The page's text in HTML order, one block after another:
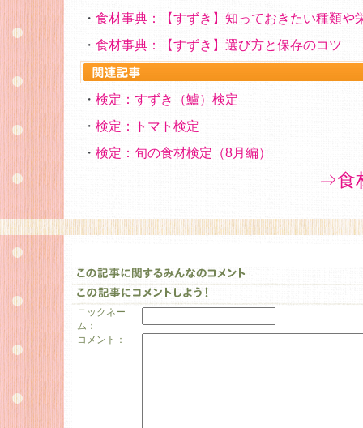
・ 食材事典：【すずき】知っておきたい種類や
・ 食材事典：【すずき】選び方と保存のコツ
・ 検定：すずき（鱸）検定
・ 検定：トマト検定
・ 検定：旬の食材検定（8月編）
⇒食
ニックネー
ム：
コメント：